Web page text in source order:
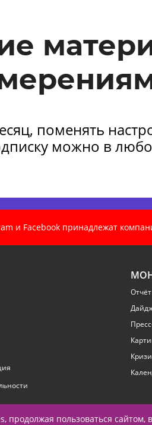
поменять
можно в
и Facebook принадлежат
продолжая пользоваться